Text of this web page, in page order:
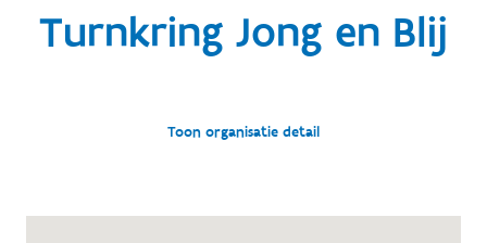
Turnkring Jong en Blij
Toon organisatie detail